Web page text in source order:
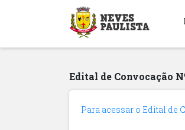
Edital de Convocação
Para acessar o Edital de